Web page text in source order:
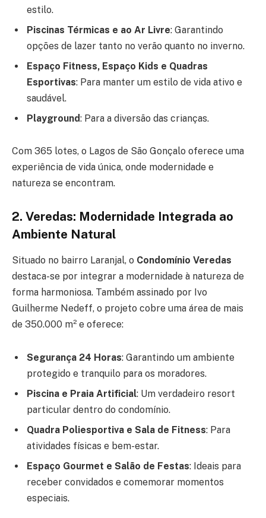
estilo.
Piscinas Térmicas e ao Ar Livre: Garantindo
opções de lazer tanto no verão quanto no inverno.
Espaço Fitness, Espaço Kids e Quadras
Esportivas: Para manter um estilo de vida ativo e
saudável.
Playground: Para a diversão das crianças.
Com 365 lotes, o Lagos de São Gonçalo oferece uma
experiência de vida única, onde modernidade e
natureza se encontram.
2. Veredas: Modernidade Integrada ao
Ambiente Natural
Situado no bairro Laranjal, o Condomínio Veredas
destaca-se por integrar a modernidade à natureza de
forma harmoniosa. Também assinado por Ivo
Guilherme Nedeff, o projeto cobre uma área de mais
de 350.000 m² e oferece:
Segurança 24 Horas: Garantindo um ambiente
protegido e tranquilo para os moradores.
Piscina e Praia Artificial: Um verdadeiro resort
particular dentro do condomínio.
Quadra Poliesportiva e Sala de Fitness: Para
atividades físicas e bem-estar.
Espaço Gourmet e Salão de Festas: Ideais para
receber convidados e comemorar momentos
especiais.